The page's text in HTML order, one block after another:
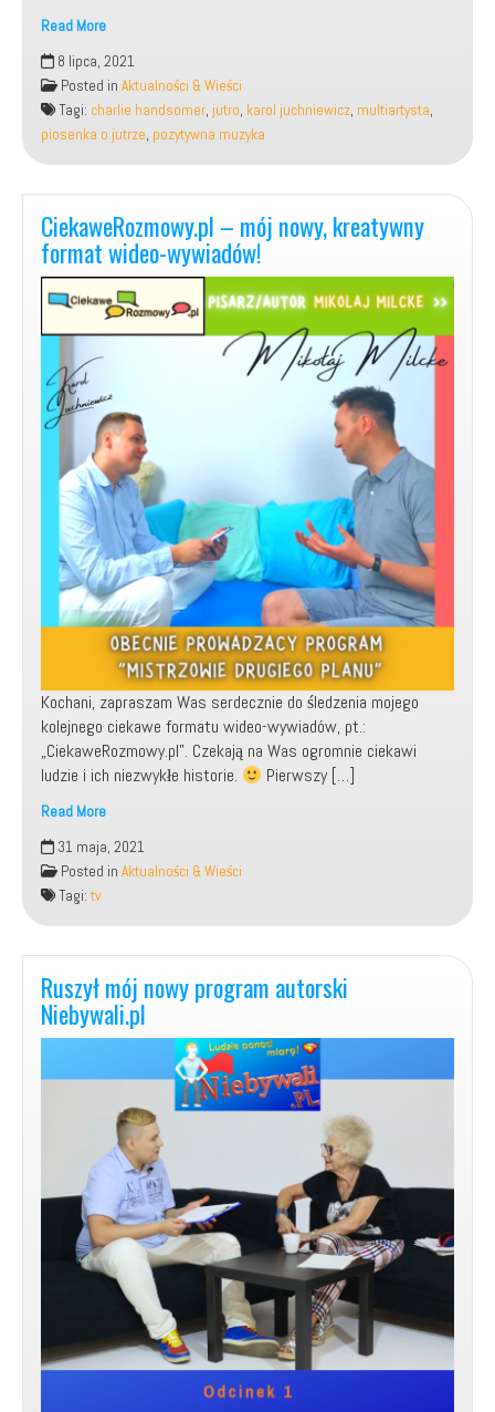
Read More
Moja
nowa
piosenka,
pt.:
„JUTRO”.
8 lipca, 2021
Posted in Aktualności & Wieści
Tagi: charlie handsomer, jutro, karol juchniewicz, multiartysta,
piosenka o jutrze, pozytywna muzyka
CiekaweRozmowy.pl – mój nowy, kreatywny
format wideo-wywiadów!
Kochani, zapraszam Was serdecznie do śledzenia mojego
kolejnego ciekawe formatu wideo-wywiadów, pt.:
„CiekaweRozmowy.pl”. Czekają na Was ogromnie ciekawi
ludzie i ich niezwykłe historie.
Pierwszy […]
Read More
CiekaweRozmowy.pl
–
mój
nowy,
kreatywny
format
wideo-
wywiadów!
31 maja, 2021
Posted in Aktualności & Wieści
Tagi:tv
Ruszył mój nowy program autorski
Niebywali.pl